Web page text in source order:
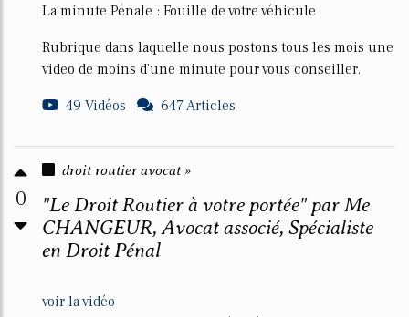
La minute Pénale : Fouille de votre véhicule
Rubrique dans laquelle nous postons tous les mois une
video de moins d'une minute pour vous conseiller.
49 Vidéos
647 Articles
0
droit routier avocat »
"Le Droit Routier à votre portée" par Me
CHANGEUR, Avocat associé, Spécialiste
en Droit Pénal
voir la vidéo